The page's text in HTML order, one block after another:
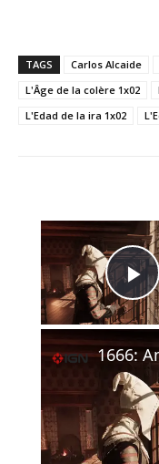
r
g
e
m
TAGS Carlos Alcaide
L'Âge de la colère 1x02
L'Edad de la ira 1x02